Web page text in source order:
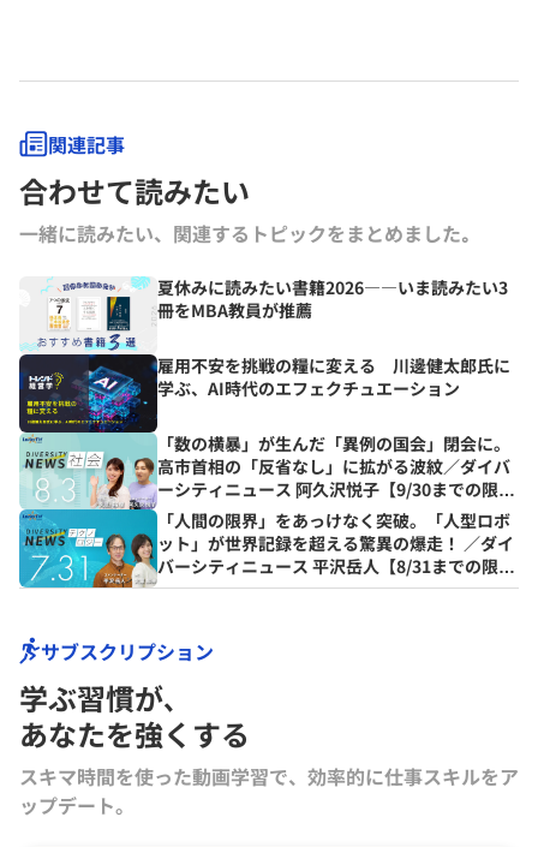
務める。グロービスのナレッジライブラリ「GLOBIS知見録」に定期的
る。
関連記事
合わせて読みたい
一緒に読みたい、関連するトピックをまとめました｡
夏休みに読みたい書籍2026――いま読みたい3
冊をMBA教員が推薦
雇用不安を挑戦の糧に変える 川邊健太郎氏に
学ぶ、AI時代のエフェクチュエーション
「数の横暴」が生んだ「異例の国会」閉会に。
高市首相の「反省なし」に拡がる波紋／ダイバ
ーシティニュース 阿久沢悦子【9/30までの限定
公開】
「人間の限界」をあっけなく突破。「人型ロボ
ット」が世界記録を超える驚異の爆走！ ／ダイ
バーシティニュース 平沢岳人【8/31までの限定
公開】
サブスクリプション
学ぶ習慣が､
あなたを強くする
スキマ時間を使った動画学習で、効率的に仕事スキルをア
ップデート。